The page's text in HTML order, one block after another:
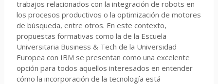
trabajos relacionados con la integración de robots en
los procesos productivos o la optimización de motores
de búsqueda, entre otros. En este contexto,
propuestas formativas como la de la Escuela
Universitaria Business & Tech de la Universidad
Europea con IBM se presentan como una excelente
opción para todos aquellos interesados en entender
cómo la incorporación de la tecnología está